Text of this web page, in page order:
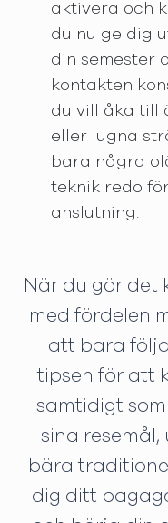
aktivera och
du nu ge dig
din semester
kontakten
du vill åka till
eller lugna
bara några
teknik redo
anslutning.
När du gör det
med fördelen
att bara
tipsen för att
samtidigt
sina
bära
dig ditt